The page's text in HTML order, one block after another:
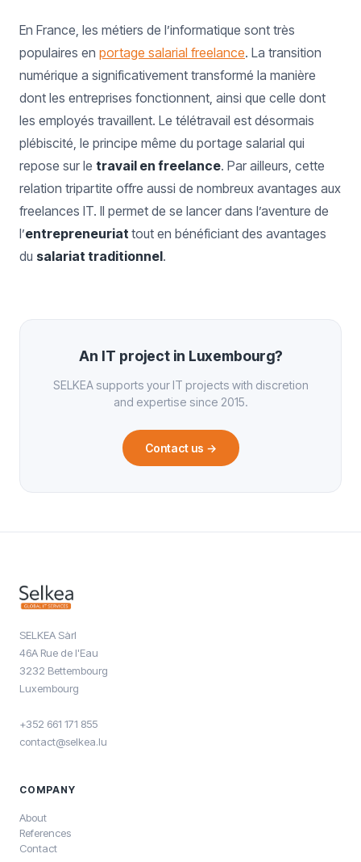
En France, les métiers de l’informatique sont très
populaires en portage salarial freelance. La transition
numérique a significativement transformé la manière
dont les entreprises fonctionnent, ainsi que celle dont
les employés travaillent. Le télétravail est désormais
plébiscité, le principe même du portage salarial qui
repose sur le travail en freelance. Par ailleurs, cette
relation tripartite offre aussi de nombreux avantages aux
freelances IT. Il permet de se lancer dans l’aventure de
l’entrepreneuriat tout en bénéficiant des avantages
du salariat traditionnel.
An IT project in Luxembourg?
SELKEA supports your IT projects with discretion
and expertise since 2015.
Contact us →
SELKEA Sàrl
46A Rue de l'Eau
3232 Bettembourg
Luxembourg
+352 661 171 855
contact@selkea.lu
COMPANY
About
References
Contact